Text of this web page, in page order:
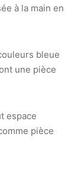
à la main en
bleue
une pièce
espace
pièce